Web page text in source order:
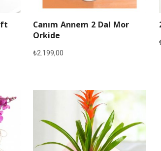
Canım Annem 2 Dal Mor
Orkide
₺2.199,00